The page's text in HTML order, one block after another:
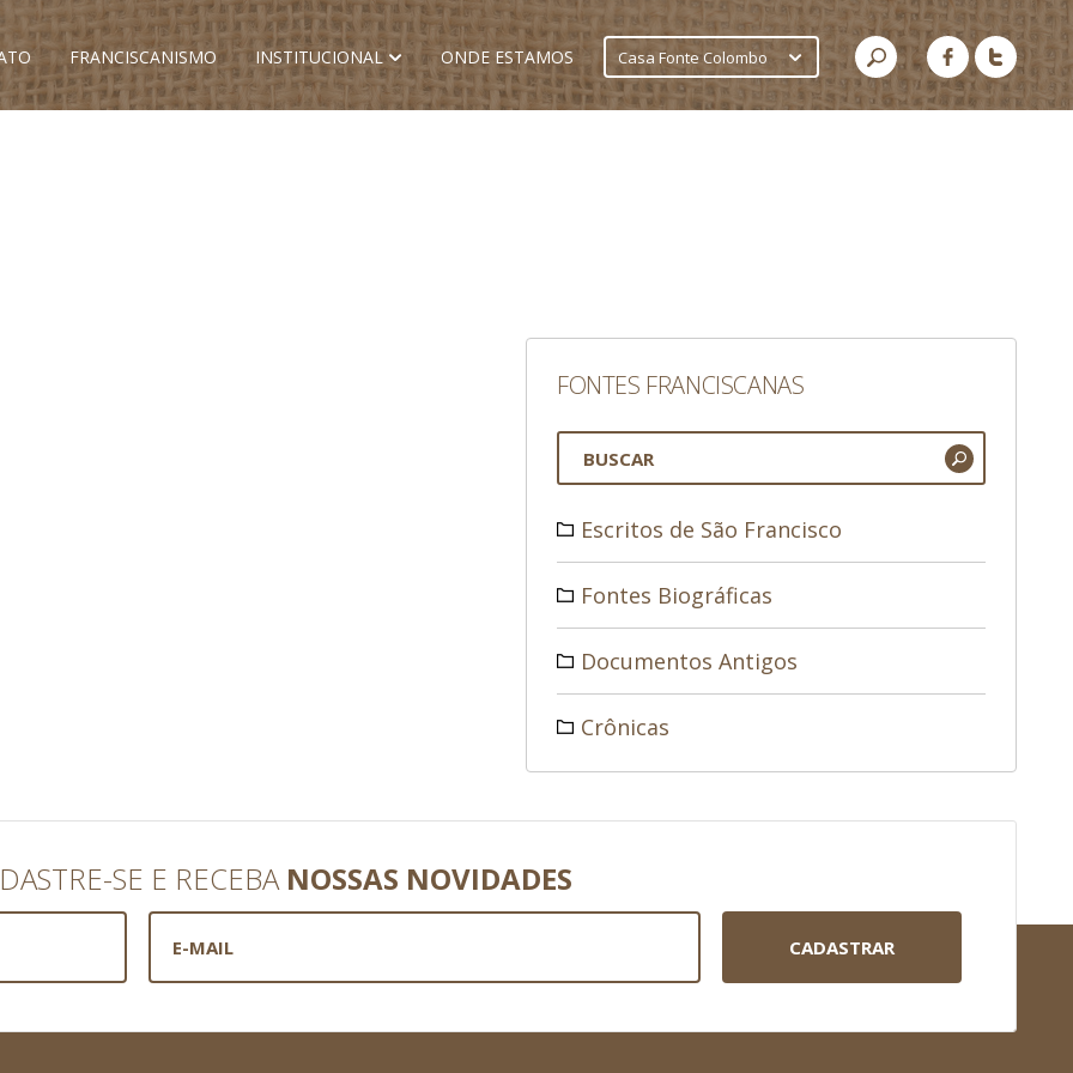
FRANCISCANISMO INSTITUCIONAL ONDE ESTAMOS Casa Fonte Colombo
FONTES FRANCISCANAS
Escritos de São Francisco
Fontes Biográficas
Documentos Antigos
Crônicas
SE E RECEBA NOSSAS NOVIDADES
CADASTRAR